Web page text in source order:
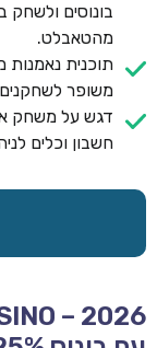
בונוסים
מהטאבלט.
תוכנית
משופר לשחקנים
דגש על משחק
חשבון וכלים